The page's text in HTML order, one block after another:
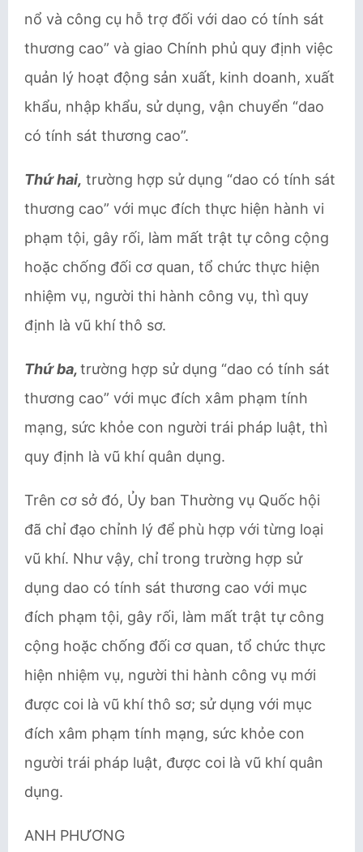
nổ và công cụ hỗ trợ đối với dao có tính sát
thương cao” và giao Chính phủ quy định việc
quản lý hoạt động sản xuất, kinh doanh, xuất
khẩu, nhập khẩu, sử dụng, vận chuyển “dao
có tính sát thương cao”.
Thứ hai, trường hợp sử dụng “dao có tính sát
thương cao” với mục đích thực hiện hành vi
phạm tội, gây rối, làm mất trật tự công cộng
hoặc chống đối cơ quan, tổ chức thực hiện
nhiệm vụ, người thi hành công vụ, thì quy
định là vũ khí thô sơ.
Thứ ba,trường hợp sử dụng “dao có tính sát
thương cao” với mục đích xâm phạm tính
mạng, sức khỏe con người trái pháp luật, thì
quy định là vũ khí quân dụng.
Trên cơ sở đó, Ủy ban Thường vụ Quốc hội
đã chỉ đạo chỉnh lý để phù hợp với từng loại
vũ khí. Như vậy, chỉ trong trường hợp sử
dụng dao có tính sát thương cao với mục
đích phạm tội, gây rối, làm mất trật tự công
cộng hoặc chống đối cơ quan, tổ chức thực
hiện nhiệm vụ, người thi hành công vụ mới
được coi là vũ khí thô sơ; sử dụng với mục
đích xâm phạm tính mạng, sức khỏe con
người trái pháp luật, được coi là vũ khí quân
dụng.
ANH PHƯƠNG